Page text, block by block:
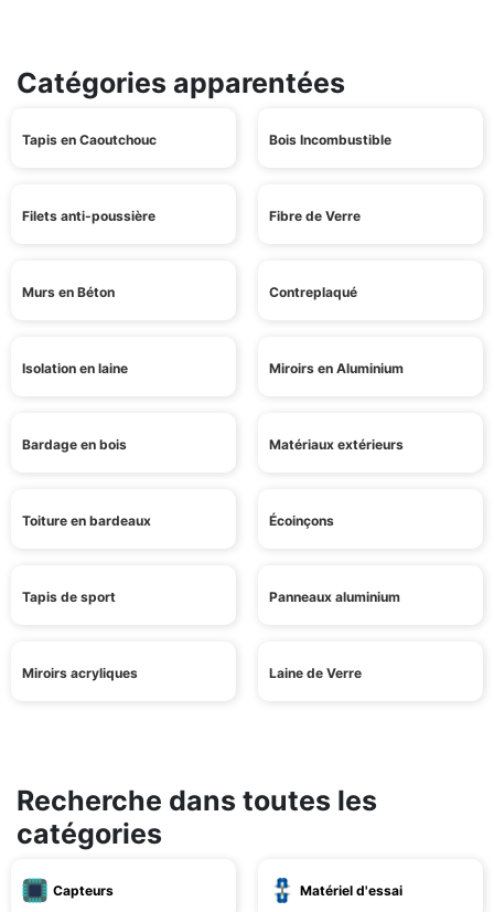
Catégories apparentées
Tapis en Caoutchouc Bois Incombustible
Filets anti-poussière Fibre de Verre
Murs en Béton Contreplaqué
Isolation en laine Miroirs en Aluminium
Bardage en bois Matériaux extérieurs
Toiture en bardeaux Écoinçons
Tapis de sport Panneaux aluminium
Miroirs acryliques Laine de Verre
Recherche dans toutes les
catégories
Capteurs Matériel d'essai